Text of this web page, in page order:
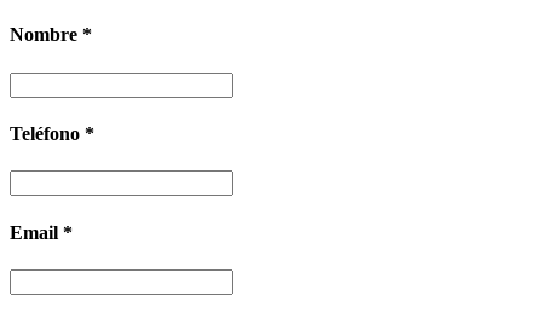
Nombre *
Teléfono *
Email *